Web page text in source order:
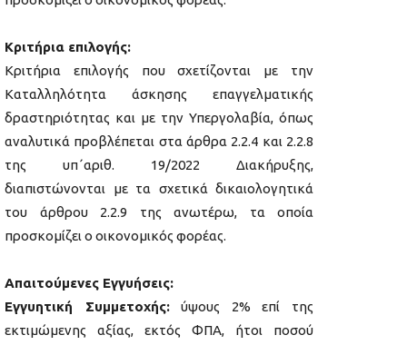
Κριτήρια επιλογής:
Κριτήρια επιλογής που σχετίζονται με την
Καταλληλότητα άσκησης επαγγελματικής
δραστηριότητας και με την Υπεργολαβία, όπως
αναλυτικά προβλέπεται στα άρθρα 2.2.4 και 2.2.8
της υπ΄αριθ. 19/2022 Διακήρυξης,
διαπιστώνονται με τα σχετικά δικαιολογητικά
του άρθρου 2.2.9 της ανωτέρω, τα οποία
προσκομίζει ο οικονομικός φορέας.
Απαιτούμενες Εγγυήσεις:
Εγγυητική Συμμετοχής:ύψους 2% επί της
εκτιμώμενης αξίας, εκτός ΦΠΑ, ήτοι ποσού